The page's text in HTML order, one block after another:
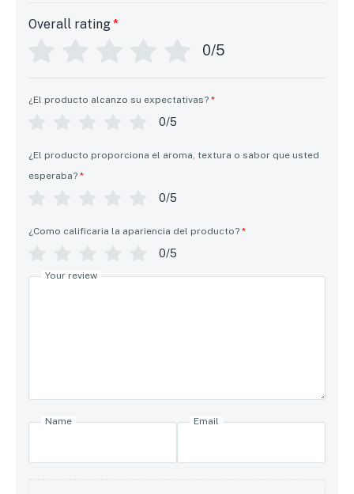
Overall rating*
0/5
¿El producto alcanzo su expectativas? *
0/5
¿El producto proporciona el aroma, textura o sabor que usted
esperaba? *
0/5
¿Como calificaria la apariencia del producto? *
0/5
Your review
Name Email